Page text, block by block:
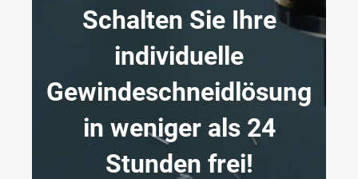
Schalten Sie Ihre
individuelle
Gewindeschneidlösung
in weniger als 24
Stunden frei!